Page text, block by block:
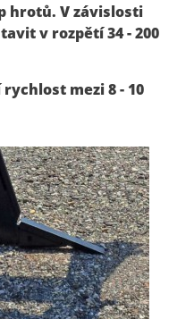
hrotů. V závislosti
v rozpětí 34 - 200
mezi 8 - 10